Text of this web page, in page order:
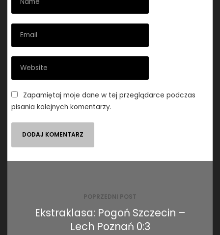
Zapamiętaj moje dane w tej przeglądarce podczas
pisania kolejnych komentarzy.
POPRZEDNI POST
Ekstraklasa: Pogoń Szczecin –
Lech Poznań 0:3